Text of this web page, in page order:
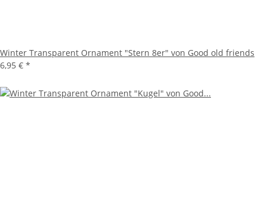
Winter Transparent Ornament "Stern 8er" von Good old friends
6,95 € *